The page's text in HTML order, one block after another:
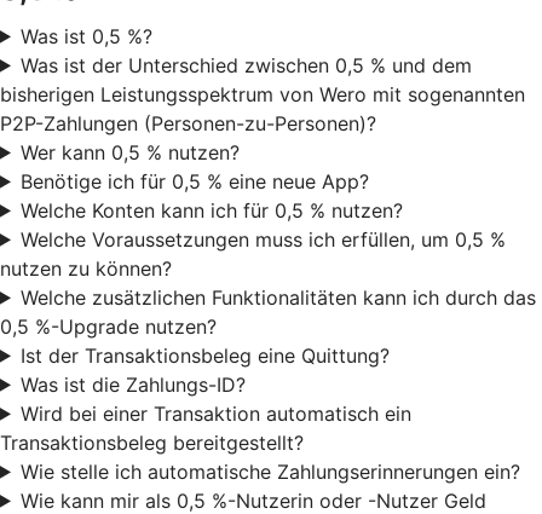
Was ist 0,5 %?
Was ist der Unterschied zwischen 0,5 % und dem
bisherigen Leistungsspektrum von Wero mit sogenannten
P2P-Zahlungen (Personen-zu-Personen)?
Wer kann 0,5 % nutzen?
Benötige ich für 0,5 % eine neue App?
Welche Konten kann ich für 0,5 % nutzen?
Welche Voraussetzungen muss ich erfüllen, um 0,5 %
nutzen zu können?
Welche zusätzlichen Funktionalitäten kann ich durch das
0,5 %-Upgrade nutzen?
Ist der Transaktionsbeleg eine Quittung?
Was ist die Zahlungs-ID?
Wird bei einer Transaktion automatisch ein
Transaktionsbeleg bereitgestellt?
Wie stelle ich automatische Zahlungserinnerungen ein?
Wie kann mir als 0,5 %-Nutzerin oder -Nutzer Geld